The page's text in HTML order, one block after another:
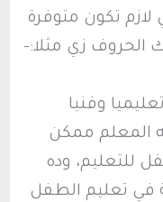
تكون متوفرة
زي مثلا:-
وفنيا
المعلم ممكن
للتعليم، وده
في تعليم الطفل